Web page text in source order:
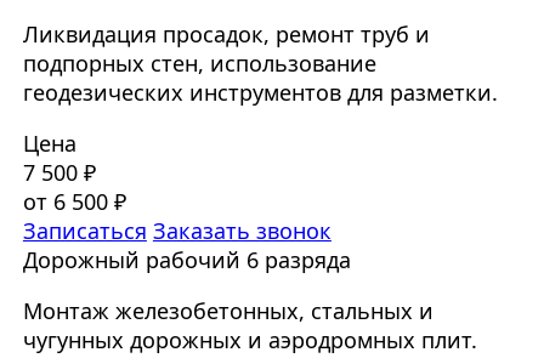
Ликвидация просадок, ремонт труб и
подпорных стен, использование
геодезических инструментов для разметки.
Цена
7 500 ₽
от 6 500 ₽
Записаться Заказать звонок
Дорожный рабочий 6 разряда
Монтаж железобетонных, стальных и
чугунных дорожных и аэродромных плит.